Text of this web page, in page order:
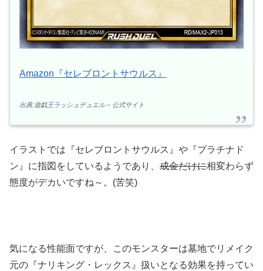
Amazon『セレブロントサウルス』
出典:遊戯王ラッシュデュエル – 公式サイト
イラストでは『セレブロントサウルス』や『プラチナド
ン』に指図をしているようであり、 成金だけに相変わらず
態度がデカいですね～。(苦笑)
気になる性能面ですが、このモンスターは墓地でリメイク
元の『ナリキング・レックス』扱いとなる効果を持ってい